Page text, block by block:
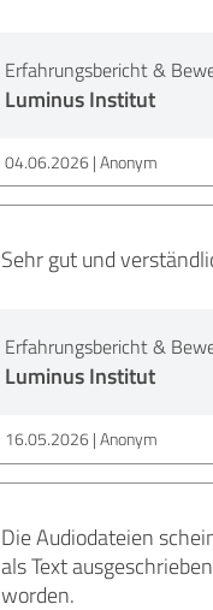
Erfahrungsbericht &
Luminus Institut
04.06.2026 Anonym
Sehr gut und
Erfahrungsbericht &
Luminus Institut
16.05.2026 Anonym
Die Audiodateien
als Text
worden.